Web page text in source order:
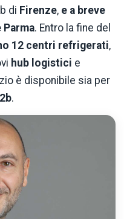
di Firenze, e a breve
Parma. Entro la fine del
12 centri refrigerati,
hub logistici e
è disponibile sia per
.